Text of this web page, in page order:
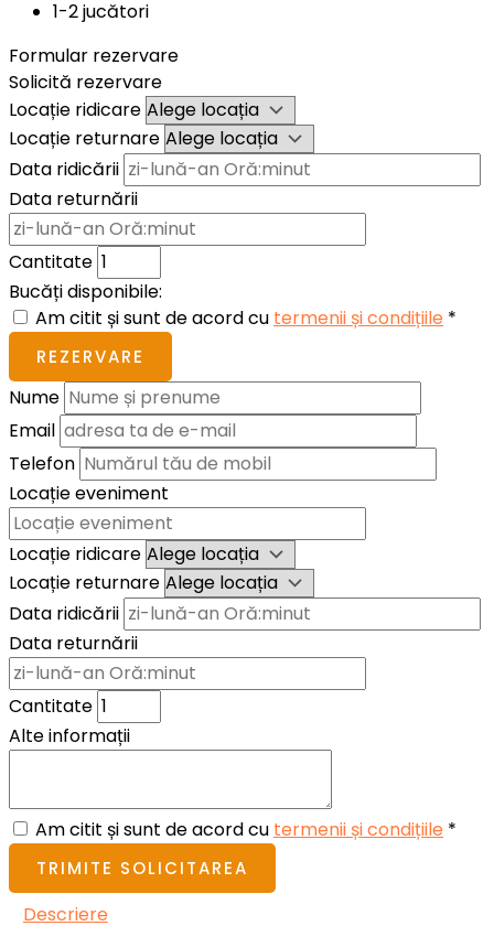
1-2 jucători
Formular rezervare
Solicită rezervare
Locație ridicare
Locație returnare
Data ridicării
Data returnării
Cantitate
Bucăți disponibile:
Am citit și sunt de acord cu termenii și condițiile *
REZERVARE
Nume
Email
Telefon
Locație eveniment
Locație ridicare
Locație returnare
Data ridicării
Data returnării
Cantitate
Alte informații
Am citit și sunt de acord cu termenii și condițiile *
TRIMITE SOLICITAREA
Descriere